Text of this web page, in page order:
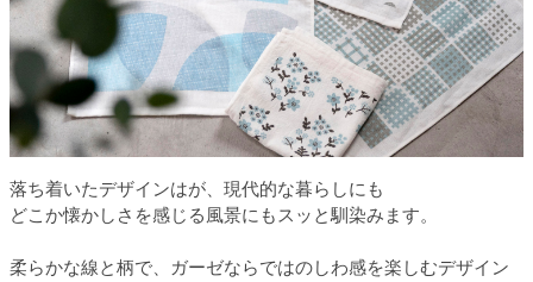
落ち着いたデザインはが、現代的な暮らしにも
どこか懐かしさを感じる風景にもスッと馴染みます。
柔らかな線と柄で、ガーゼならではのしわ感を楽しむデザイン